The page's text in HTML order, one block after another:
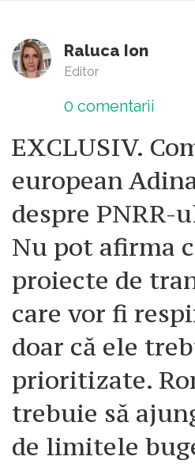
Raluca Ion
Editor
0 comentarii
EXCLUSIV.
european
despre PNRR-
Nu pot afirma
proiecte de
care vor fi
doar că ele
prioritizate.
trebuie să
de limitele